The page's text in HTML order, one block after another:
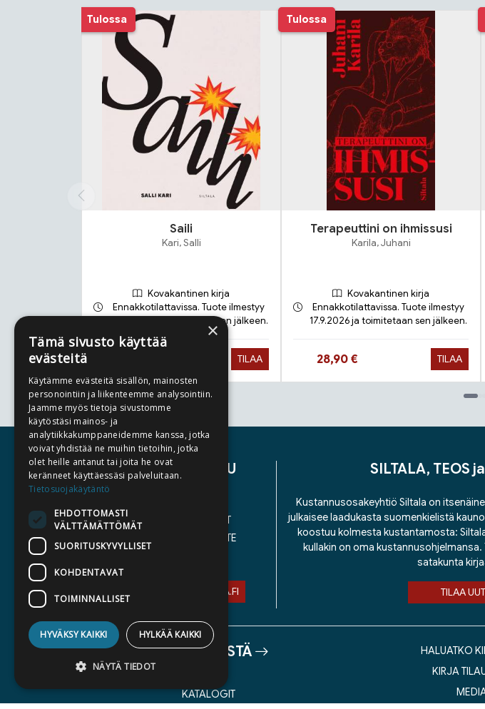
Tuoteluettelon alku
Tulossa
Saili
Kari, Salli
Kovakantinen kirja
Ennakkotilattavissa. Tuote ilmestyy
21.9.2026 ja toimitetaan sen jälkeen.
TILAA
Tulossa
Terapeuttini on ihmissusi
Karila, Juhani
Kovakantinen kirja
Ennakkotilattavissa. Tuote ilmestyy
17.9.2026 ja toimitetaan sen jälkeen.
Hinta nyt
28,90 € TILAA
Tuoteluettelon loppu
ASIAKASPALVELU
YLEISET TOIMITUSEHDOT
SAAVUTETTAVUUSSELOSTE
ASIAKASPALVELU@STORIA.FI
SILTALA, TEOS
Kustannusosakeyhtiö Siltala on
julkaisee laadukasta suomenkielistä
koostuu kolmesta kustantamosta:
kullakin on oma
satakunta
TILAA
TIETOA MEISTÄ
KATALOGIT
HALUATKO
KIRJA
×
Tämä sivusto käyttää
evästeitä
Käytämme evästeitä sisällön, mainosten
personointiin ja liikenteemme analysointiin.
Jaamme myös tietoja sivustomme
käytöstäsi mainos- ja
analytiikkakumppaneidemme kanssa, jotka
voivat yhdistää ne muihin tietoihin, jotka
olet heille antanut tai joita he ovat
keränneet käyttäessäsi palveluitaan.
Tietosuojakäytäntö
EHDOTTOMASTI
VÄLTTÄMÄTTÖMÄT
SUORITUSKYVYLLISET
KOHDENTAVAT
TOIMINNALLISET
HYVÄKSY KAIKKI HYLKÄÄ KAIKKI
NÄYTÄ TIEDOT